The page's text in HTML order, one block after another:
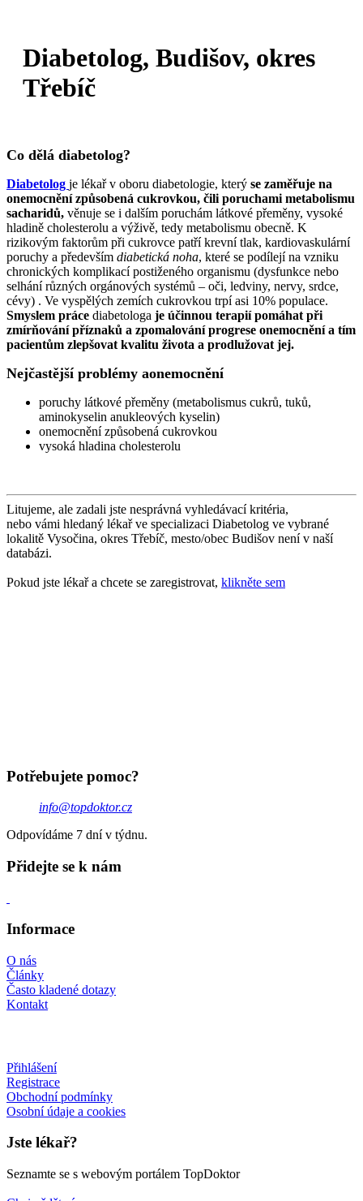
Diabetolog, Budišov, okres
Třebíč
Co dělá diabetolog?
Diabetolog je lékař v oboru diabetologie, který se zaměřuje na
onemocnění způsobená cukrovkou, čili poruchami metabolismu
sacharidů, věnuje se i dalším poruchám látkové přeměny, vysoké
hladině cholesterolu a výživě, tedy metabolismu obecně. K
rizikovým faktorům při cukrovce patří krevní tlak, kardiovaskulární
poruchy a především diabetická noha, které se podílejí na vzniku
chronických komplikací postiženého organismu (dysfunkce nebo
selhání různých orgánových systémů – oči, ledviny, nervy, srdce,
cévy) . Ve vyspělých zemích cukrovkou trpí asi 10% populace.
Smyslem práce diabetologa je účinnou terapií pomáhat při
zmírňování příznaků a zpomalování progrese onemocnění a tím
pacientům zlepšovat kvalitu života a prodlužovat jej.
Nejčastější problémy aonemocnění
poruchy látkové přeměny (metabolismus cukrů, tuků,
aminokyselin anukleových kyselin)
onemocnění způsobená cukrovkou
vysoká hladina cholesterolu
Litujeme, ale zadali jste nesprávná vyhledávací kritéria,
nebo vámi hledaný lékař ve specializaci Diabetolog ve vybrané
lokalitě Vysočina, okres Třebíč, mesto/obec Budišov není v naší
databázi.
Pokud jste lékař a chcete se zaregistrovat, klikněte sem
Potřebujete pomoc?
info@topdoktor.cz
Odpovídáme 7 dní v týdnu.
Přidejte se k nám
Informace
O nás
Články
Často kladené dotazy
Kontakt
Přihlášení
Registrace
Obchodní podmínky
Osobní údaje a cookies
Jste lékař?
Seznamte se s webovým portálem TopDoktor